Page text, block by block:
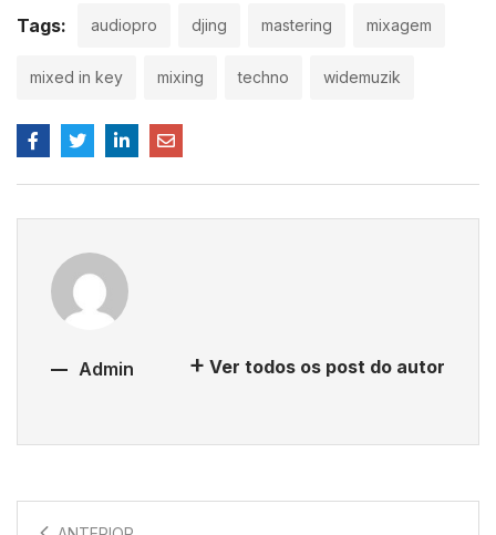
Tags: audiopro djing mastering mixagem
mixed in key mixing techno widemuzik
Admin Ver todos os post do autor